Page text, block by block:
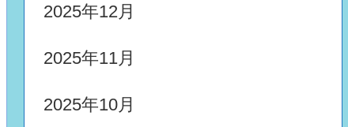
2025年12月
2025年11月
2025年10月